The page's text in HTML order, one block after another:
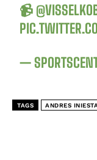
📹
—
TAGS ANDRES INIESTA